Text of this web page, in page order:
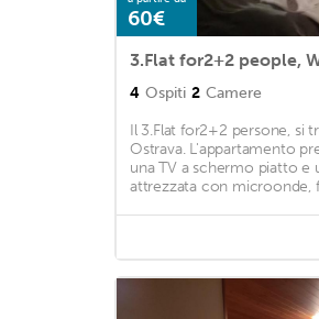
60€
3.Flat for2+2 people,
4 Ospiti 2 Camere
Il 3.Flat for2+2 persone, si
Ostrava. L'appartamento
una TV a schermo piatto
attrezzata con microonde,